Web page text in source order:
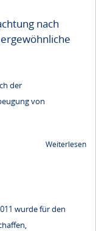
nach
der
von
Weiterlesen
wurde für den